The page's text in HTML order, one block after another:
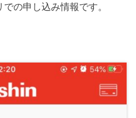
の申し込み情報です。